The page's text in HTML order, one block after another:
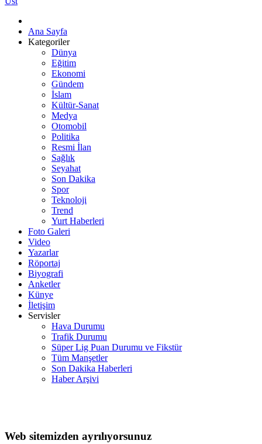
Ana Sayfa
Kategoriler
Dünya
Eğitim
Ekonomi
Gündem
İslam
Kültür-Sanat
Medya
Otomobil
Politika
Resmi İlan
Sağlık
Seyahat
Son Dakika
Spor
Teknoloji
Trend
Yurt Haberleri
Foto Galeri
Video
Yazarlar
Röportaj
Biyografi
Anketler
Künye
İletişim
Servisler
Hava Durumu
Trafik Durumu
Süper Lig Puan Durumu ve Fikstür
Tüm Manşetler
Son Dakika Haberleri
Haber Arşivi
Web sitemizden ayrılıyorsunuz